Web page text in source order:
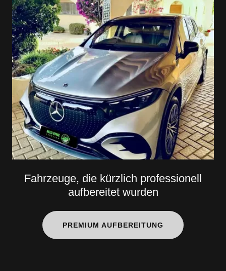
Fahrzeuge, die kürzlich professionell
aufbereitet wurden
PREMIUM AUFBEREITUNG